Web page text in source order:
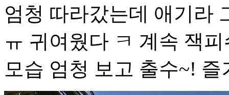
엄청 따라갔는데 애기라
ㅠ 귀여웠다 ㅋ 계속 잭
모습 엄청 보고 출수~!